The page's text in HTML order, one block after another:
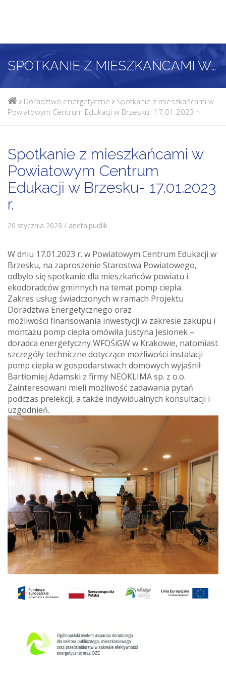
SPOTKANIE Z MIESZKAŃCAMI W POWIATOWYM CENTRUM EDUKACJI W BRZESKU- 17.01.2023 R.
Doradztwo energetyczne
Spotkanie z mieszkańcami w
Powiatowym Centrum Edukacji w Brzesku- 17.01.2023 r.
Spotkanie z mieszkańcami w
Powiatowym Centrum
Edukacji w Brzesku- 17.01.2023
r.
20 stycznia 2023 / aneta.pudlik
W dniu 17.01.2023 r. w Powiatowym Centrum Edukacji w
Brzesku, na zaproszenie Starostwa Powiatowego,
odbyło się spotkanie dla mieszkańców powiatu i
ekodoradców gminnych na temat pomp ciepła.
Zakres usług świadczonych w ramach Projektu
Doradztwa Energetycznego oraz
możliwości finansowania inwestycji w zakresie zakupu i
montażu pomp ciepła omówiła Justyna Jesionek –
doradca energetyczny WFOŚiGW w Krakowie, natomiast
szczegóły techniczne dotyczące możliwości instalacji
pomp ciepła w gospodarstwach domowych wyjaśnił
Bartłomiej Adamski z firmy NEOKLIMA sp. z o.o.
Zainteresowani mieli możliwość zadawania pytań
podczas prelekcji, a także indywidualnych konsultacji i
uzgodnień.